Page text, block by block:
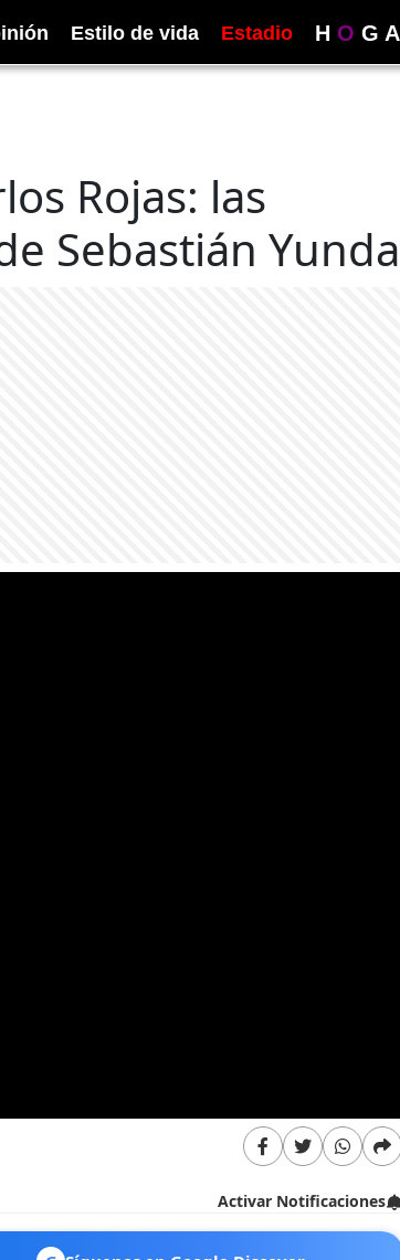
Estilo de vida Estadio H O G A
Rojas: las
Sebastián Yunda
Activar Notificaciones